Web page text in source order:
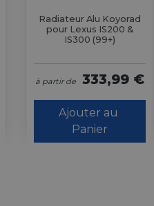
Radiateur Alu Koyorad
pour Lexus IS200 &
IS300 (99+)
à partir de 333,99 €
Ajouter au
Panier